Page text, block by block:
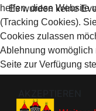
Es wurden keine
helfen, diese Website
(Tracking Cookies).
Cookies zulassen
Ablehnung womöglich
Seite zur Verfügung